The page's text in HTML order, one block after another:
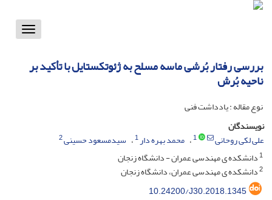
Toggle
بررسی رفتار بُرشی ماسه مسلح به ژئوتکستایل با تأکید بر
ناحیه بُرش
نوع مقاله : یادداشت فنی
نویسندگان
علی لکی روحانی
1 محمد بهره دار1 سیدمسعود حسینی2
1دانشکده ی مهندسی عمران - دانشگاه زنجان
2دانشکده ی مهندسی عمران، دانشگاه زنجان
10.24200/J30.2018.1345